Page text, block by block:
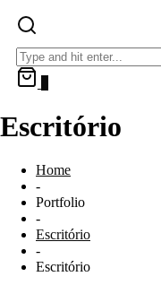
Escritório
Home
-
Portfolio
-
Escritório
-
Escritório